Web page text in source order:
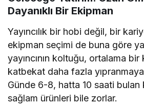
Dayanıklı Bir Ekipman
Yayıncılık bir hobi değil, bir
ekipman seçimi de buna göre
yayıncının koltuğu, ortalama bir
katbekat daha fazla yıpranmaya
Günde 6-8, hatta 10 saati bulan
sağlam ürünleri bile zorlar.